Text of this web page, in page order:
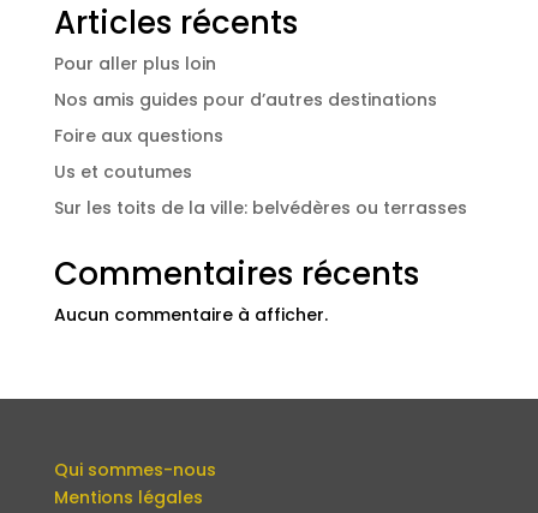
Articles récents
Pour aller plus loin
Nos amis guides pour d’autres destinations
Foire aux questions
Us et coutumes
Sur les toits de la ville: belvédères ou terrasses
Commentaires récents
Aucun commentaire à afficher.
Qui sommes-nous
Mentions légales